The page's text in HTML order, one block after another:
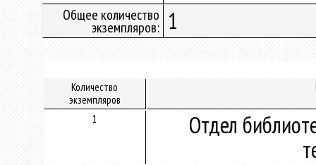
Общее количество
экземпляров: 1
Количество
экземпляров
1
Отдел